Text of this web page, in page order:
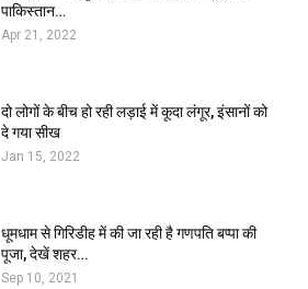
पाकिस्तान…
Apr 21, 2022
दो लोगों के बीच हो रही लड़ाई में कूदा लंगूर, इंसानों को
दे गया सीख
Jan 15, 2022
धूमधाम से गिरिडीह में की जा रही है गणपति बप्पा की
पूजा, देखें शहर…
Sep 10, 2021